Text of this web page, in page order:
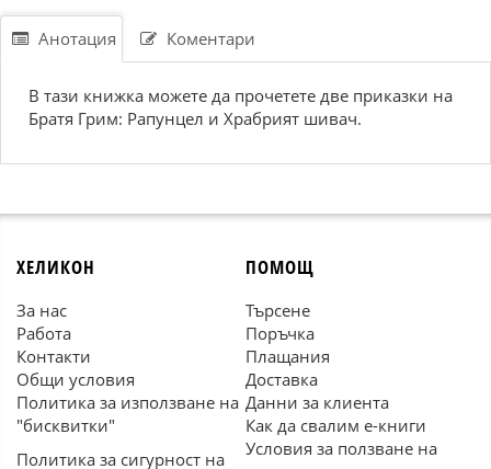
Анотация Коментари
В тази книжка можете да прочетете две приказки на
Братя Грим: Рапунцел и Храбрият шивач.
ХЕЛИКОН
За нас
Работа
Контакти
Общи условия
Политика за използване на
"бисквитки"
Политика за сигурност на
ПОМОЩ
Търсене
Поръчка
Плащания
Доставка
Данни за клиента
Как да свалим е-книги
Условия за ползване на